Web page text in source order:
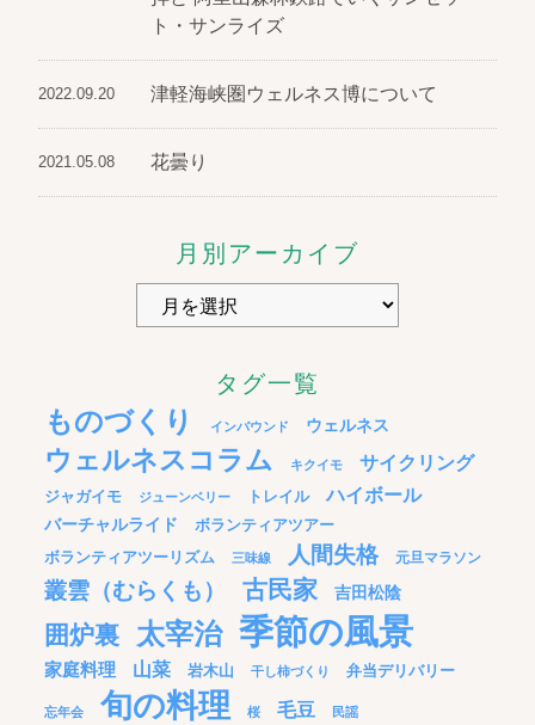
ト・サンライズ
2022.09.20 津軽海峡圏ウェルネス博について
2021.05.08 花曇り
月別アーカイブ
タグ一覧
ものづくり インバウンド ウェルネス
ウェルネスコラム キクイモ サイクリング
ジャガイモ ジューンベリー トレイル ハイボール
バーチャルライド
ボランティアツアー
ボランティアツーリズム
三味線 人間失格 元旦マラソン
叢雲（むらくも） 古民家 吉田松陰
囲炉裏 太宰治 季節の風景
家庭料理 山菜 岩木山 干し柿づくり 弁当デリバリー
忘年会 旬の料理 桜 毛豆 民謡